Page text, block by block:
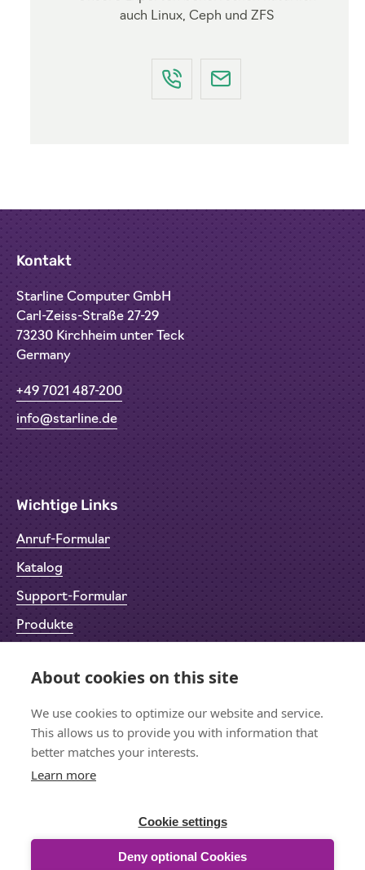
auch Linux, Ceph und ZFS
Kontakt
Starline Computer GmbH
Carl-Zeiss-Straße 27-29
73230 Kirchheim unter Teck
Germany
+49 7021 487-200
info@starline.de
Wichtige Links
Anruf-Formular
Katalog
Support-Formular
Produkte
Datenschutz
Impressum
Bleiben wir in Kontakt
Für den Newsletter anmelden
About cookies on this site
We use cookies to optimize our website and service.
This allows us to provide you with information that
better matches your interests.
Learn more
Cookie settings
Deny optional Cookies